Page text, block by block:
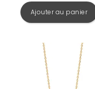
Ajouter au panier